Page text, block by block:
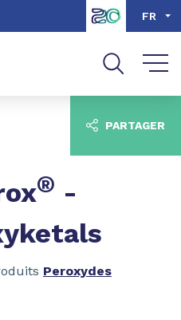
FR
® -
Peroxydes
PARTAGER